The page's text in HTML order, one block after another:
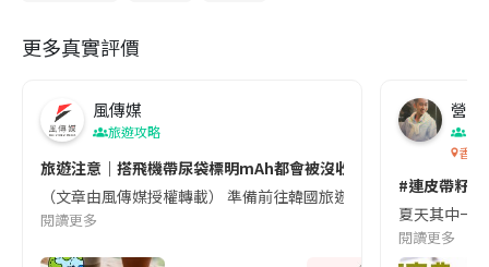
更多真實評價
風傳媒
旅遊攻略
旅遊注意｜搭飛機帶尿袋標明mAh都會被沒收😱出發前切記檢查
（文章由風傳媒授權轉載） 準備前往韓國旅遊的民眾，近期要
閱讀更多
營養
香港
#連皮帶籽
夏天其中一
閱讀更多